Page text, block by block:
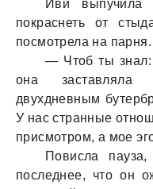
Иви выпучила
покраснеть от
посмотрела на парня.
— Чтоб ты знал:
она заставляла
двухдневным
У нас странные
присмотром, а мое
Повисла
последнее, что он